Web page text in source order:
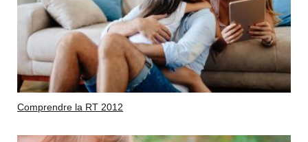
Comprendre la RT 2012